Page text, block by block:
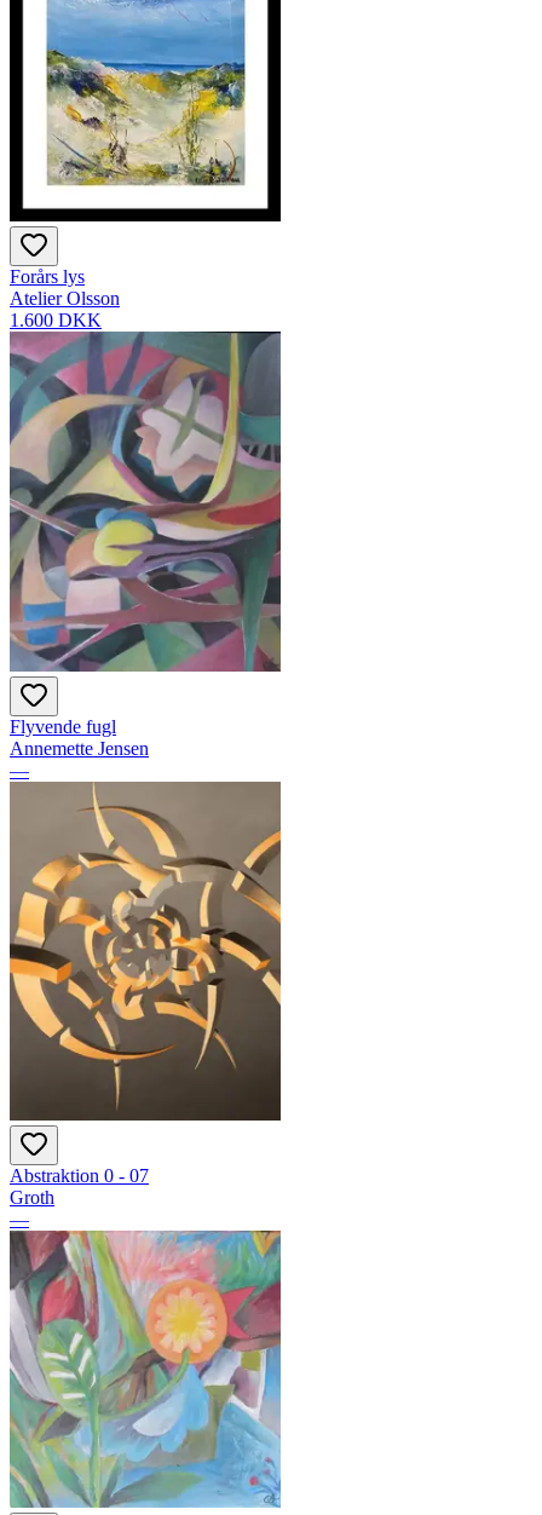
Forårs lys
Atelier Olsson
1.600 DKK
Flyvende fugl
Annemette Jensen
—
Abstraktion 0 - 07
Groth
—